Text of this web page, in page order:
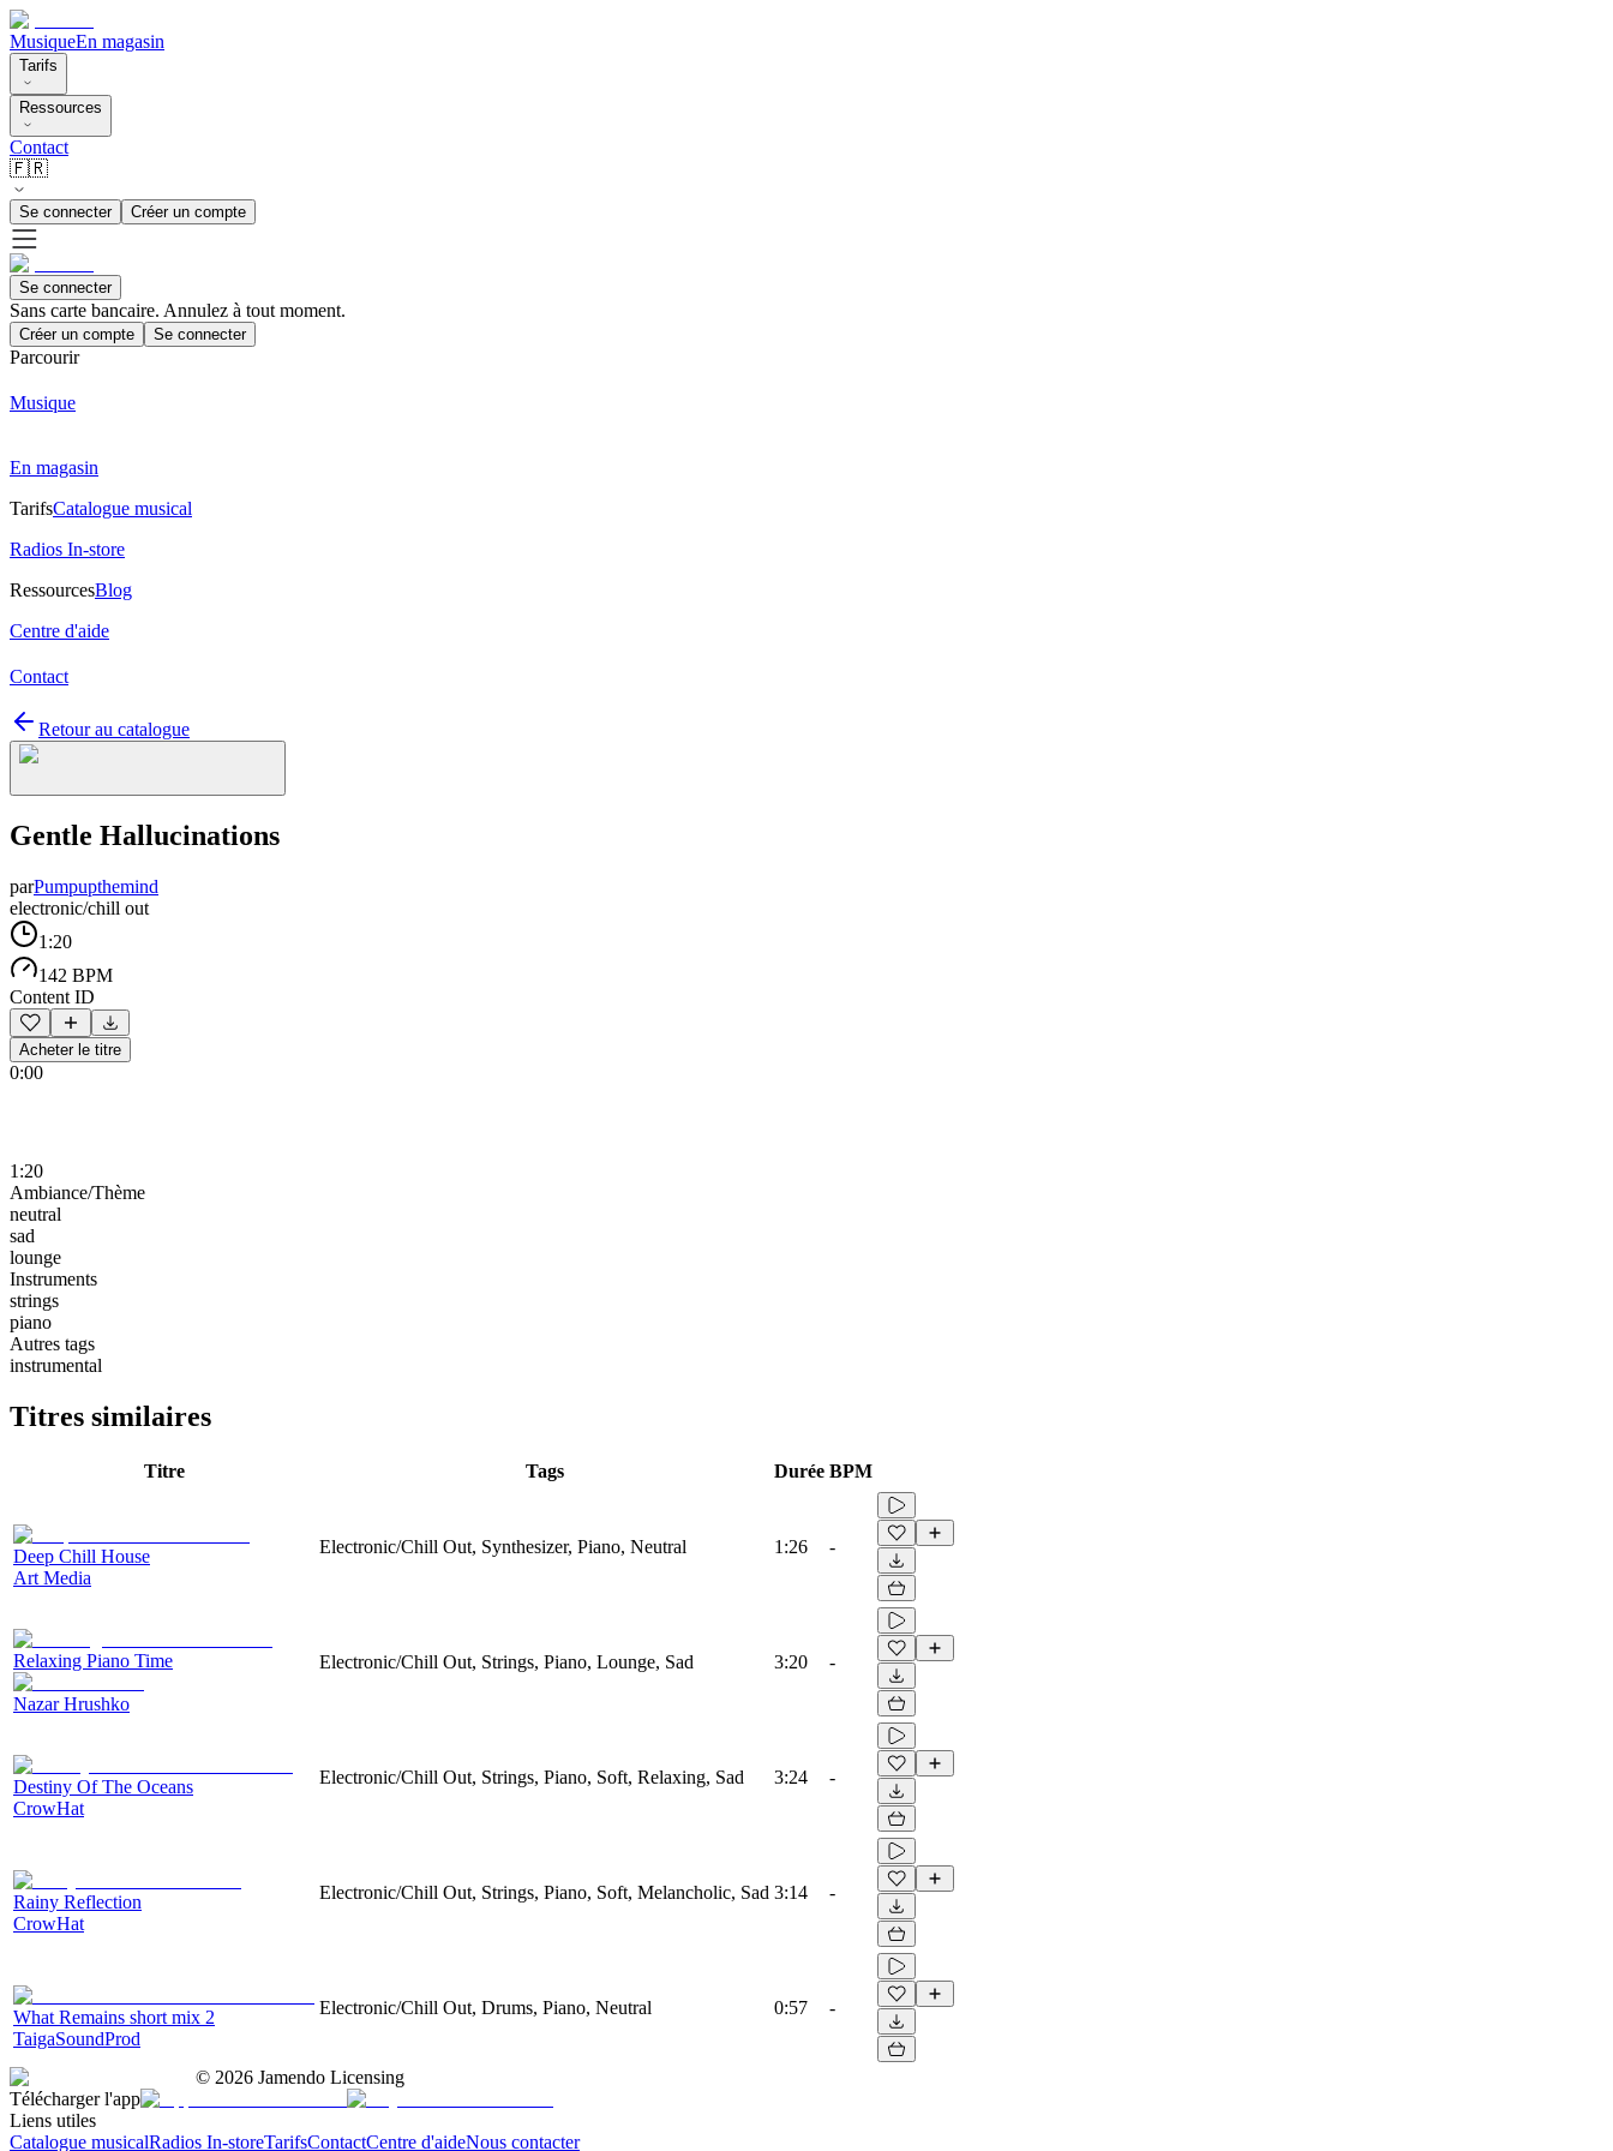
MusiqueEn magasin
Tarifs
Ressources
Contact
🇫🇷
Se connecter Créer un compte
Se connecter
Sans carte bancaire. Annulez à tout moment.
Créer un compte Se connecter
Parcourir
Musique
En magasin
TarifsCatalogue musical
Radios In-store
RessourcesBlog
Centre d'aide
Contact
Retour au catalogue
Gentle Hallucinations
parPumpupthemind
electronic/chill out
1:20
142 BPM
Content ID
Acheter le titre
0:00
1:20
Ambiance/Thème
neutral
sad
lounge
Instruments
strings
piano
Autres tags
instrumental
Titres similaires
Titre Tags Durée BPM
Deep Chill House
Art Media
Electronic/Chill Out, Synthesizer, Piano, Neutral 1:26 -
Relaxing Piano Time
Nazar Hrushko
Electronic/Chill Out, Strings, Piano, Lounge, Sad 3:20 -
Destiny Of The Oceans
CrowHat
Electronic/Chill Out, Strings, Piano, Soft, Relaxing, Sad 3:24 -
Rainy Reflection
CrowHat
Electronic/Chill Out, Strings, Piano, Soft, Melancholic, Sad 3:14 -
What Remains short mix 2
TaigaSoundProd
Electronic/Chill Out, Drums, Piano, Neutral 0:57 -
© 2026 Jamendo Licensing
Télécharger l'app
Liens utiles
Catalogue musicalRadios In-storeTarifsContactCentre d'aideNous contacter